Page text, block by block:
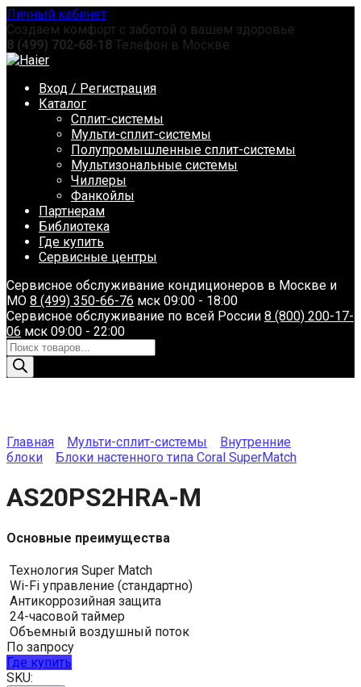
Перейти
к
содержанию
Личный кабинет
Создаем комфорт с заботой о вашем здоровье
8 (499) 702-68-18 Телефон в Москве
Вход / Регистрация
Каталог
Сплит-системы
Мульти-сплит-системы
Полупромышленные сплит-системы
Мультизональные системы
Чиллеры
Фанкойлы
Партнерам
Библиотека
Где купить
Сервисные центры
Сервисное обслуживание кондиционеров в Москве и
МО 8 (499) 350-66-76 мск 09:00 - 18:00
Сервисное обслуживание по всей России 8 (800) 200-17-
06 мск 09:00 - 22:00
Поиск
товаров
Главная Мульти-сплит-системы
Внутренние
блоки
Блоки настенного типа Coral SuperMatch
AS20PS2HRA-M
Основные преимущества
Технология Super Match
Wi-Fi управление (стандартно)
Антикоррозийная защита
24-часовой таймер
Объемный воздушный поток
По запросу
Где купить
SKU: